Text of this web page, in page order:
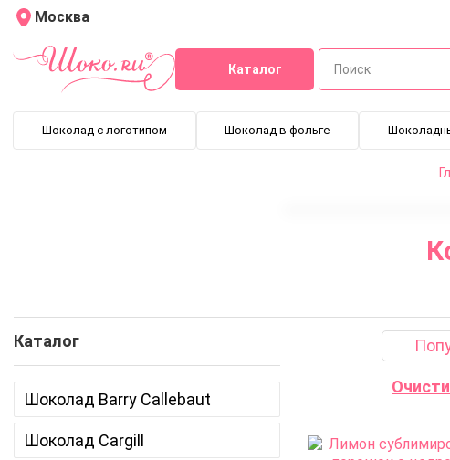
Москва
Каталог
Шоколад с логотипом Шоколад в фольге
Каталог
Шоколад Barry Callebaut
Шоколад Cargill